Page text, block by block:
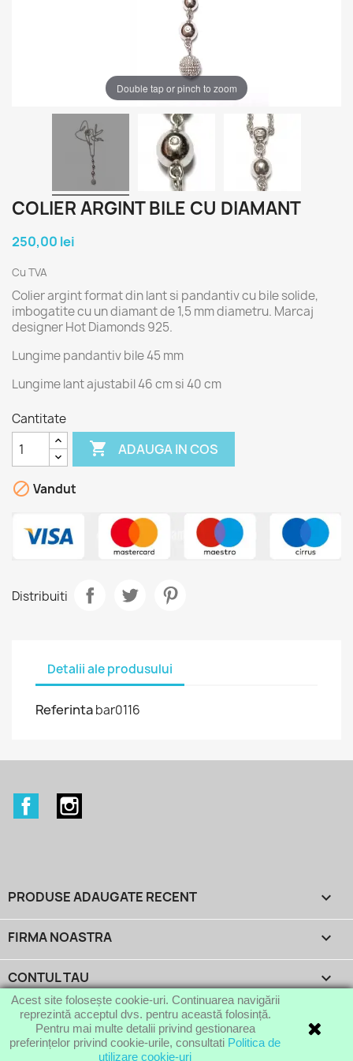
Double tap or pinch to zoom
COLIER ARGINT BILE CU DIAMANT
250,00 lei
Cu TVA
Colier argint format din lant si pandantiv cu bile solide,
imbogatite cu un diamant de 1,5 mm diametru. Marcaj
designer Hot Diamonds 925.
Lungime pandantiv bile 45 mm
Lungime lant ajustabil 46 cm si 40 cm
Cantitate
 ADAUGA IN COS
 Vandut
Distribuiti
Detalii ale produsului
Referintabar0116
Facebook
PRODUSE ADAUGATE RECENT 
FIRMA NOASTRA 
CONTUL TAU 
INFORMATIILE MAGAZINULUI keyboard_arrow_down
Acest site folosește cookie-uri. Continuarea navigării
reprezintă acceptul dvs. pentru această folosință.
Pentru mai multe detalii privind gestionarea
preferințelor privind cookie-urile, consultati Politica de
utilizare cookie-uri
© 2014 - 2026 Galeriile Karo